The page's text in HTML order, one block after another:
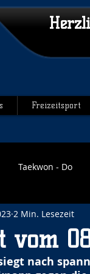
Freizeitsport
Taekwon - Do
vom
2 Min. Lesezeit
nach